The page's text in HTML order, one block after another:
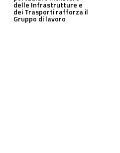
delle Infrastrutture e
dei Trasporti rafforza il
Gruppo di lavoro